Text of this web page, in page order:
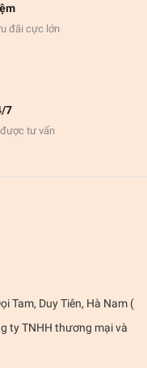
đãi cực lớn
7
tư vấn
Tam, Duy Tiên, Hà Nam (
ty TNHH thương mại và